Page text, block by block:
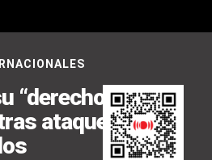
“derecho a
ataque de